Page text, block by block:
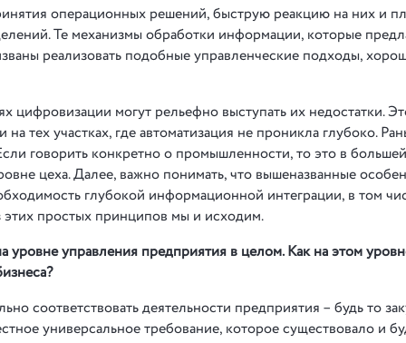
операционных решений, быструю реакцию на них и
Те механизмы обработки информации, которые
реализовать подобные управленческие подходы,
цифровизации могут рельефно выступать их недостатки.
тех участках, где автоматизация не проникла глубоко.
говорить конкретно о промышленности, то это в
цеха. Далее, важно понимать, что вышеназванные
глубокой информационной интеграции, в том
простых принципов мы и исходим.
управления предприятия в целом. Как на этом
соответствовать деятельности предприятия – будь то
универсальное требование, которое существовало и